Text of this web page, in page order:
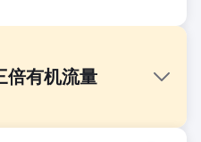
倍有机流量